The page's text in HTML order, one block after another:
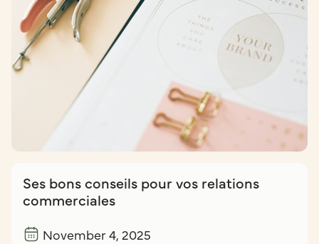
Ses bons conseils pour vos relations
commerciales
November 4, 2025